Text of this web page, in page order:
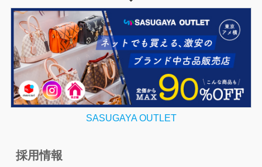
SASUGAYA OUTLET
採用情報